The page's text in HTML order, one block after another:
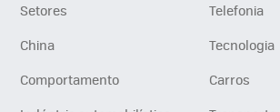
Setores
Telefonia
China
Tecnologia
Comportamento
Carros